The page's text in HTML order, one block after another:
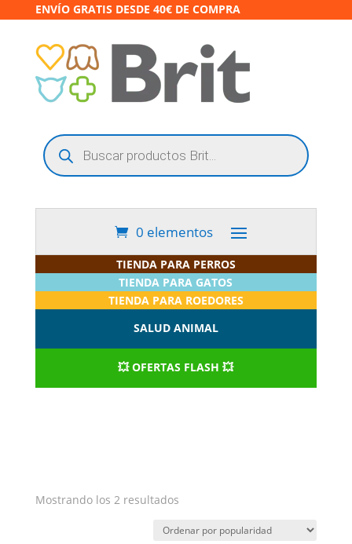
ENVÍO GRATIS DESDE 40€ DE COMPRA
Búsqueda
de
productos
0 elementos
TIENDA PARA PERROS
TIENDA PARA GATOS
TIENDA PARA ROEDORES
SALUD ANIMAL
💥 OFERTAS FLASH 💥
Mostrando los 2 resultadosOrdenado
popularidad